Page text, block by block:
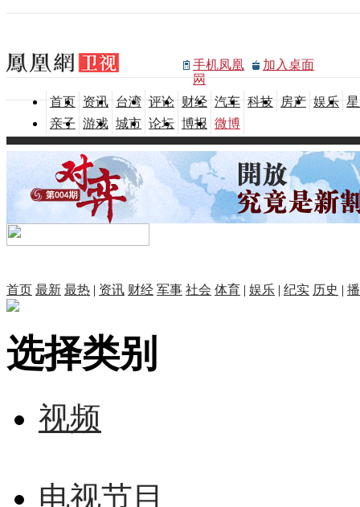
手机凤凰
网
加入桌面
首页 资讯 台湾 评论 财经 汽车 科技 房产 娱乐
亲子 游戏 城市 论坛 博报 微博
首页 最新 最热 | 资讯 财经 军事 社会 体育 | 娱乐 | 纪实 历史 |
选择类别
视频
电视节目